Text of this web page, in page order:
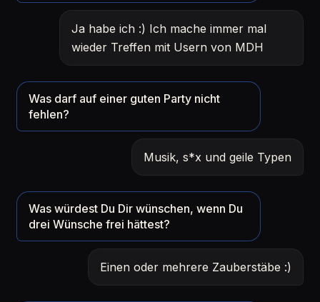
Ja habe ich :) Ich mache immer mal
wieder Treffen mit Usern von MDH
Was darf auf einer guten Party nicht
fehlen?
Musik, s*x und geile Typen
Was würdest Du Dir wünschen, wenn Du
drei Wünsche frei hättest?
Einen oder mehrere Zauberstäbe :)